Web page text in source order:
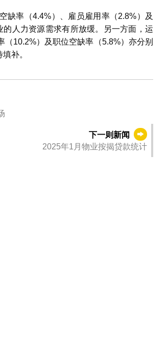
缺率（4.4%）、雇员雇用率（2.8%）及
人力资源需求有所放缓。另一方面，运
10.2%）及职位空缺率（5.8%）亦分别
补。
下一则新闻
2025年1月物业按揭贷款统计